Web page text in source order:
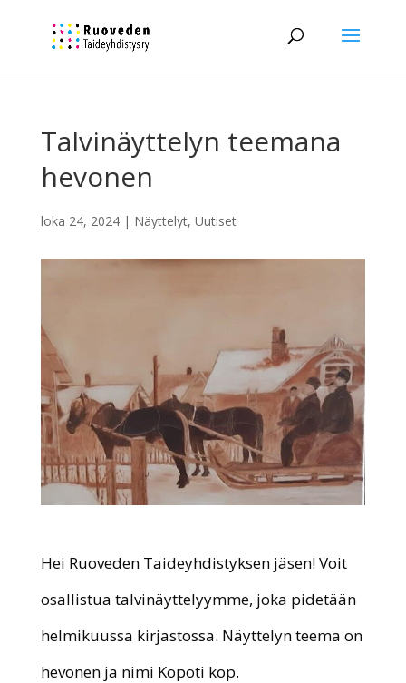
Talvinäyttelyn teemana
hevonen
loka 24, 2024| Näyttelyt, Uutiset
Hei Ruoveden Taideyhdistyksen jäsen! Voit
osallistua talvinäyttelyymme, joka pidetään
helmikuussa kirjastossa. Näyttelyn teema on
hevonen ja nimi Kopoti kop.